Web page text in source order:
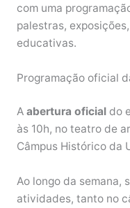
com uma
palestras,
educativas.
Programação oficial
A abertura oficialdo
às 10h, no teatro de
Câmpus Histórico da
Ao longo da semana,
atividades, tanto no